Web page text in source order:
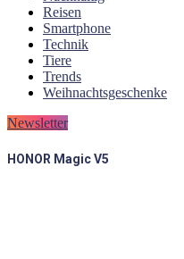
Reisen
Smartphone
Technik
Tiere
Trends
Weihnachtsgeschenke
Newsletter
HONOR Magic V5